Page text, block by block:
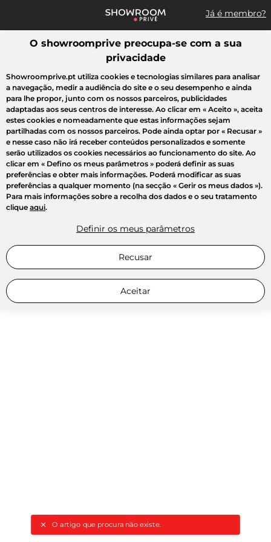
Já é membro?
Pesquisar uma marca, um artigo, uma venda...
O artigo que procura não existe.
Todas as vendas Moda Desporto Casa Criança Beleza
O showroomprive preocupa-se com a sua
privacidade
Showroomprive.pt utiliza cookies e tecnologias similares para analisar
a navegação, medir a audiência do site e o seu desempenho e ainda
para lhe propor, junto com os nossos parceiros, publicidades
adaptadas aos seus centros de interesse. Ao clicar em « Aceito », aceita
estes cookies e nomeadamente que estas informações sejam
partilhadas com os nossos parceiros. Pode ainda optar por « Recusar »
e nesse caso não irá receber conteúdos personalizados e somente
serão utilizados os cookies necessários ao funcionamento do site. Ao
clicar em « Defino os meus parâmetros » poderá definir as suas
preferências e obter mais informações. Poderá modificar as suas
preferências a qualquer momento (na secção « Gerir os meus dados »).
Para mais informações sobre a recolha dos dados e o seu tratamento
clique aqui.
Definir os meus parâmetros
Recusar
Aceitar